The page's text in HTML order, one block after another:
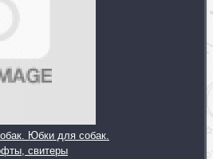
Юбки для собак.
свитеры